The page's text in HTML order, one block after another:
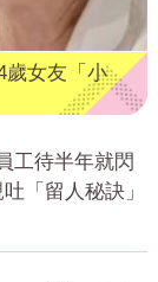
歲女友「小
工待半年就閃
「留人秘訣」